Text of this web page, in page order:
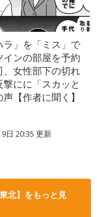
ラ」を「ミス」で
インの部屋を予約
、女性部下の切れ
撃にに「スカッと
【作者に聞く】
日 20:35 更新
北】をもっと見